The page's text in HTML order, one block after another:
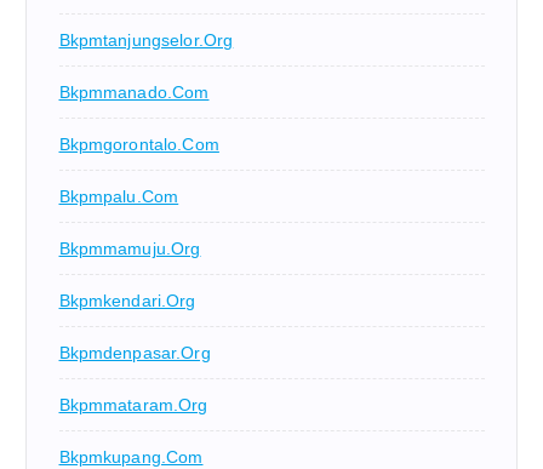
Bkpmtanjungselor.org
Bkpmmanado.com
Bkpmgorontalo.com
Bkpmpalu.com
Bkpmmamuju.org
Bkpmkendari.org
Bkpmdenpasar.org
Bkpmmataram.org
Bkpmkupang.com